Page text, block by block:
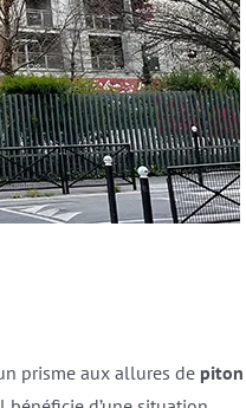
prisme aux allures de piton